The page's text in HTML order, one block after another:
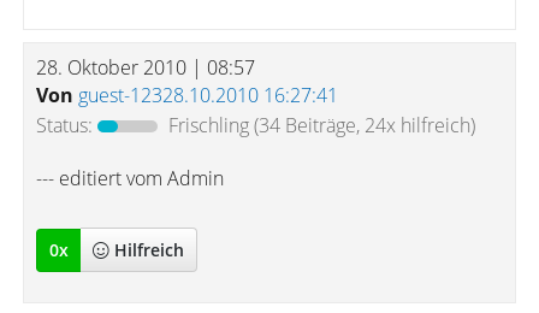
28. Oktober 2010 | 08:57
Von guest-12328.10.2010 16:27:41
Status:
Frischling(34 Beiträge, 24x hilfreich)
--- editiert vom Admin
0x Hilfreich